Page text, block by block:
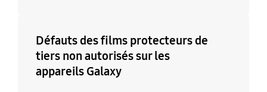
Défauts des films protecteurs de
tiers non autorisés sur les
appareils Galaxy